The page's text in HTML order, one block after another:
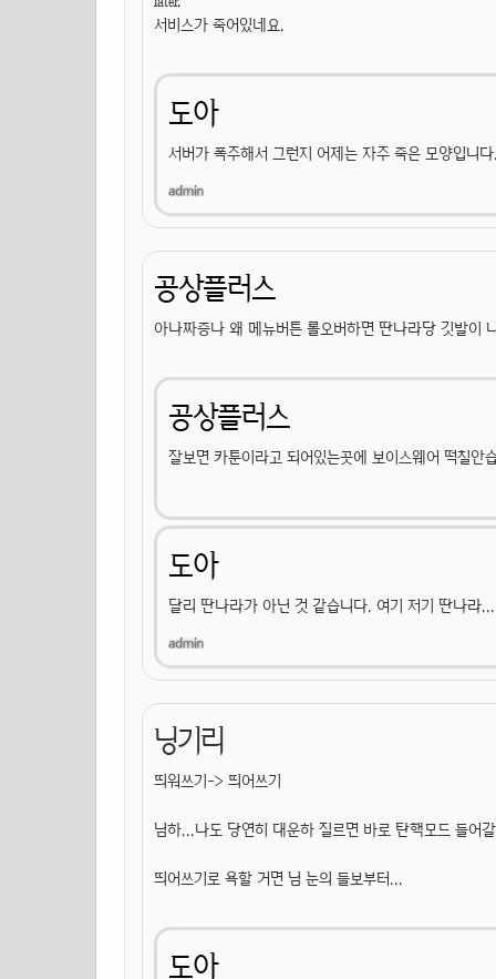
서비스가 죽어있네요.
도아
서버가 폭주해서 그런지 어제는 자주 죽은 모양입니
공상플러스
아나짜증나 왜 메뉴버튼 롤오버하면 딴나라당 깃발이
공상플러스
잘보면 카툰이라고 되어있는곳에 보이스웨어 떡칠안
도아
달리 딴나라가 아닌 것 같습니다. 여기 저기 딴나라...
닝기리
띄워쓰기-> 띄어쓰기
님하...나도 당연히 대운하 질르면 바로 탄핵모드 들어
띄어쓰기로 욕할 거면 님 눈의 들보부터...
도아